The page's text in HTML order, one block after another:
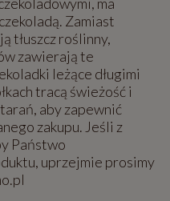
Zamiast
tłuszcz roślinny,
zawierają te
leżące długimi
tracą świeżość i
aby zapewnić
zakupu. Jeśli z
Państwo
uprzejmie prosimy